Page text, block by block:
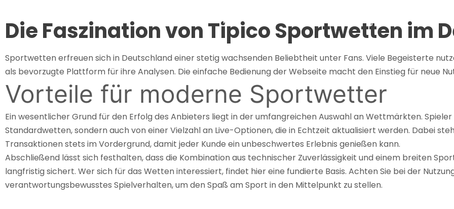
Hem Produkter Våra tjänster
Die Faszination von Tipico Sportwetten im
Sportwetten erfreuen sich in Deutschland einer stetig wachsenden Beliebtheit unter Fans. Viele Begeisterte
als bevorzugte Plattform für ihre Analysen. Die einfache Bedienung der Webseite macht den Einstieg für neue
Vorteile für moderne Sportwetter
Ein wesentlicher Grund für den Erfolg des Anbieters liegt in der umfangreichen Auswahl an Wettmärkten.
Standardwetten, sondern auch von einer Vielzahl an Live-Optionen, die in Echtzeit aktualisiert werden. Dabei
Transaktionen stets im Vordergrund, damit jeder Kunde ein unbeschwertes Erlebnis genießen kann.
Abschließend lässt sich festhalten, dass die Kombination aus technischer Zuverlässigkeit und einem breiten
langfristig sichert. Wer sich für das Wetten interessiert, findet hier eine fundierte Basis. Achten Sie bei der
verantwortungsbewusstes Spielverhalten, um den Spaß am Sport in den Mittelpunkt zu stellen.